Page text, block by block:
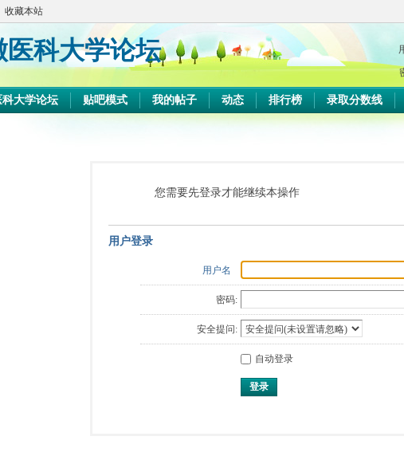
收藏本站
医科大学论坛
大学论坛 贴吧模式 我的帖子 动态 排行榜 录取分数线
您需要先登录才能继续本操作
用户登录
用户名
密码:
安全提问:
自动登录
登录